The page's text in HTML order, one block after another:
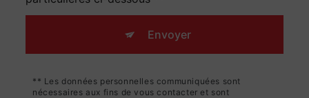
Envoyer
** Les données personnelles communiquées sont
nécessaires aux fins de vous contacter et sont